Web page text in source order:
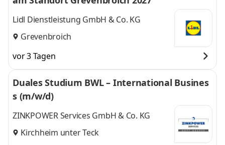
Lidl Dienstleistung GmbH & Co. KG
Grevenbroich
vor 3 Tagen
Duales Studium BWL – International Busines
s (m/w/d)
ZINKPOWER Services GmbH & Co. KG
Kirchheim unter Teck